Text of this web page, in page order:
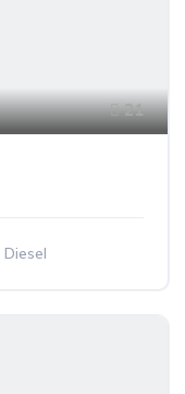
21
Diesel